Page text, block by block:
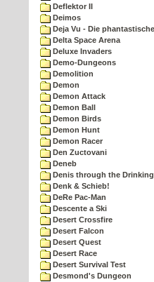
Deflektor II
Deimos
Deja Vu - Die
Delta Space Arena
Deluxe Invaders
Demo-Dungeons
Demolition
Demon
Demon Attack
Demon Ball
Demon Birds
Demon Hunt
Demon Racer
Den Zuctovani
Deneb
Denis through the
Denk & Schieb!
DeRe Pac-Man
Descente a Ski
Desert Crossfire
Desert Falcon
Desert Quest
Desert Race
Desert Survival Test
Desmond's Dungeon